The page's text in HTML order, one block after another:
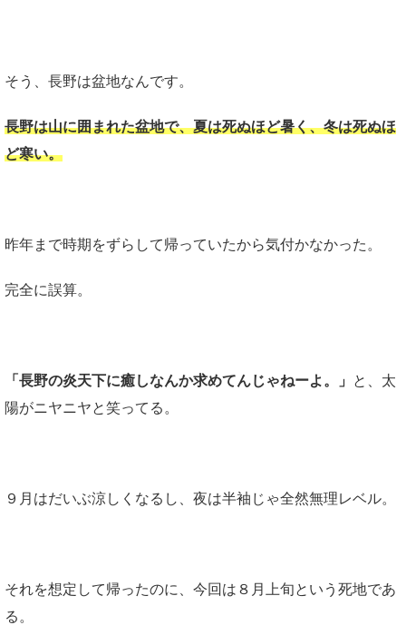
そう、長野は盆地なんです。
長野は山に囲まれた盆地で、夏は死ぬほど暑く、冬は死ぬほ
ど寒い。
昨年まで時期をずらして帰っていたから気付かなかった。
完全に誤算。
「長野の炎天下に癒しなんか求めてんじゃねーよ。」
と、太
陽がニヤニヤと笑ってる。
９月はだいぶ涼しくなるし、夜は半袖じゃ全然無理レベル。
それを想定して帰ったのに、今回は８月上旬という死地であ
る。